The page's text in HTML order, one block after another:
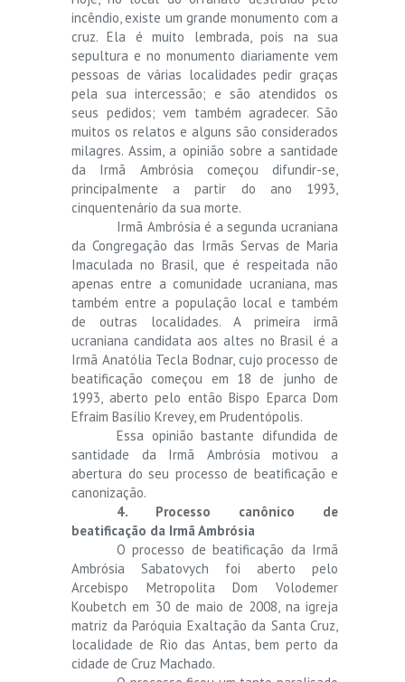
incêndio, existe um grande monumento com a
cruz. Ela é muito lembrada, pois na sua
sepultura e no monumento diariamente vem
pessoas de várias localidades pedir graças
pela sua intercessão; e são atendidos os
seus pedidos; vem também agradecer. São
muitos os relatos e alguns são considerados
milagres. Assim, a opinião sobre a santidade
da Irmã Ambrósia começou difundir-se,
principalmente a partir do ano 1993,
cinquentenário da sua morte.
Irmã Ambrósia é a segunda ucraniana
da Congregação das Irmãs Servas de Maria
Imaculada no Brasil, que é respeitada não
apenas entre a comunidade ucraniana, mas
também entre a população local e também
de outras localidades. A primeira irmã
ucraniana candidata aos altes no Brasil é a
Irmã Anatólia Tecla Bodnar, cujo processo de
beatificação começou em 18 de junho de
1993, aberto pelo então Bispo Eparca Dom
Efraim Basílio Krevey, em Prudentópolis.
Essa opinião bastante difundida de
santidade da Irmã Ambrósia motivou a
abertura do seu processo de beatificação e
canonização.
4. Processo canônico de
beatificação da Irmã Ambrósia
O processo de beatificação da Irmã
Ambrósia Sabatovych foi aberto pelo
Arcebispo Metropolita Dom Volodemer
Koubetch em 30 de maio de 2008, na igreja
matriz da Paróquia Exaltação da Santa Cruz,
localidade de Rio das Antas, bem perto da
cidade de Cruz Machado.